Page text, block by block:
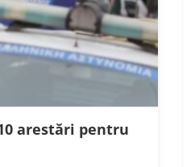
arestări pentru